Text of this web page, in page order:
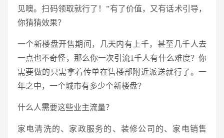
见噢。扫码领取就行了！”有了价值，又有话术引导，
你猜猜效果？
一个新楼盘开售期间，几天内有上千，甚至几千人去
一点也不奇怪，那么你一次引流1千人有什么难度？你
需要做的只需拿着传单在售楼部附近派送就行了。一
年之中，一个城市有多少个新楼盘？
什么人需要这些业主流量？
家电清洗的、家政服务的、装修公司的、家电销售